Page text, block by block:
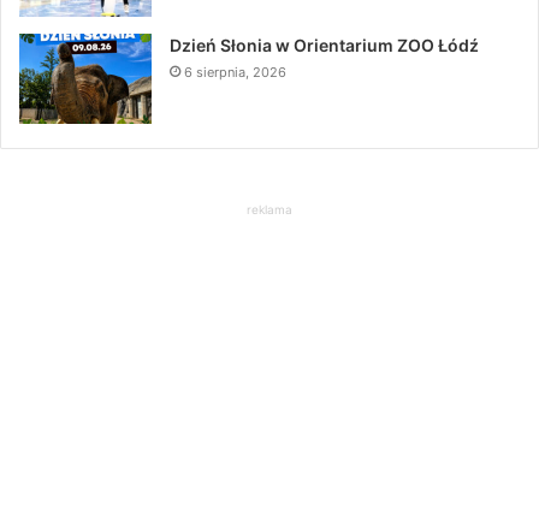
Dzień Słonia w Orientarium ZOO Łódź
6 sierpnia, 2026
reklama